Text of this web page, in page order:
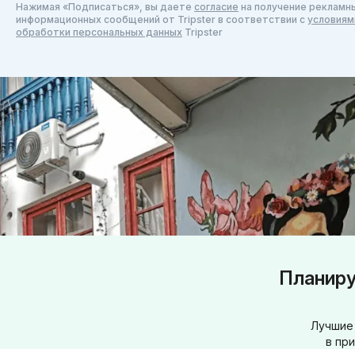
Нажимая «Подписаться», вы даете согласие на получение
информационных сообщений от Tripster в соответствии c
обработки персональных данных Tripster
в